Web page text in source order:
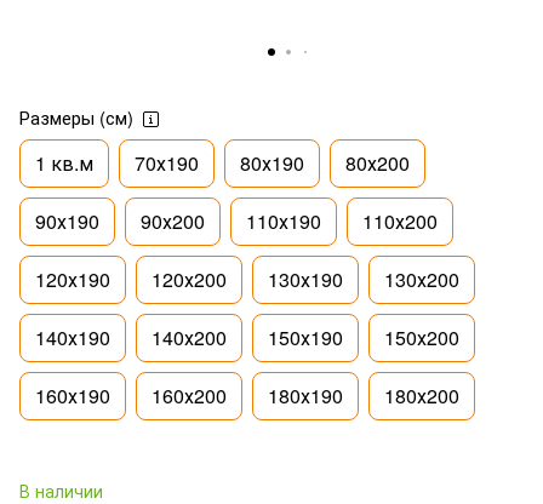
Размеры (см)
1 кв.м 70х190 80х190 80х200
90х190 90х200 110х190 110х200
120х190 120х200 130х190 130х200
140х190 140х200 150х190 150х200
160х190 160х200 180х190 180х200
В наличии